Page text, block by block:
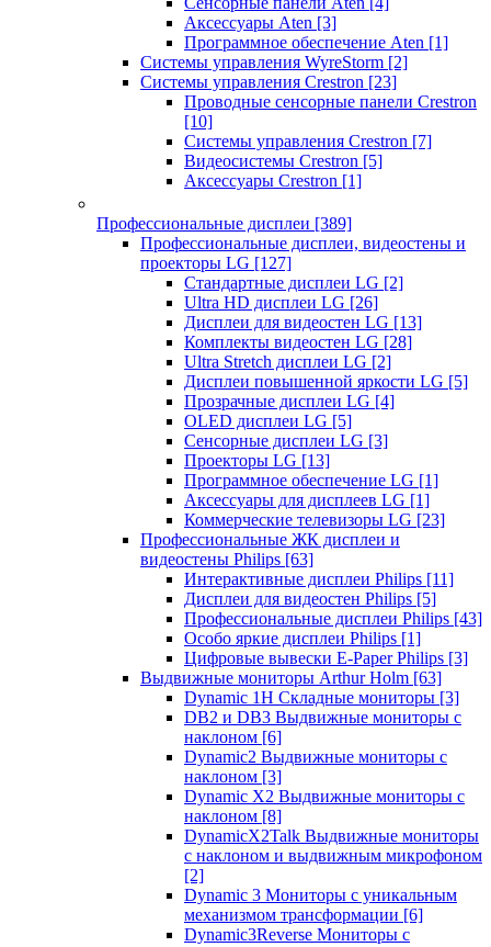
Аксессуары Aten [3]
Программное обеспечение Aten [1]
Системы управления WyreStorm [2]
Системы управления Crestron [23]
Проводные сенсорные панели Crestron
[10]
Системы управления Crestron [7]
Видеосистемы Crestron [5]
Аксессуары Crestron [1]
Профессиональные дисплеи [389]
Профессиональные дисплеи, видеостены и
проекторы LG [127]
Стандартные дисплеи LG [2]
Ultra HD дисплеи LG [26]
Дисплеи для видеостен LG [13]
Комплекты видеостен LG [28]
Ultra Stretch дисплеи LG [2]
Дисплеи повышенной яркости LG [5]
Прозрачные дисплеи LG [4]
OLED дисплеи LG [5]
Сенсорные дисплеи LG [3]
Проекторы LG [13]
Программное обеспечение LG [1]
Аксессуары для дисплеев LG [1]
Коммерческие телевизоры LG [23]
Профессиональные ЖК дисплеи и
видеостены Philips [63]
Интерактивные дисплеи Philips [11]
Дисплеи для видеостен Philips [5]
Профессиональные дисплеи Philips [43]
Особо яркие дисплеи Philips [1]
Цифровые вывески E-Paper Philips [3]
Выдвижные мониторы Arthur Holm [63]
Dynamic 1Н Складные мониторы [3]
DB2 и DB3 Выдвижные мониторы с
наклоном [6]
Dynamic2 Выдвижные мониторы с
наклоном [3]
Dynamic X2 Выдвижные мониторы с
наклоном [8]
DynamicX2Talk Выдвижные мониторы
с наклоном и выдвижным микрофоном
[2]
Dynamic 3 Мониторы с уникальным
механизмом трансформации [6]
Dynamic3Reverse Мониторы с